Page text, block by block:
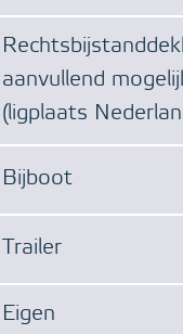
aanvullend
(ligplaats
Bijboot
Trailer
Eigen